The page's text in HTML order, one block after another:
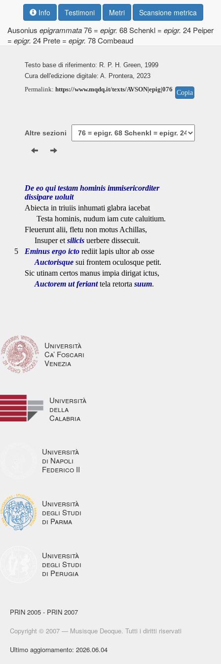
Info Testimoni Metri Scansione metrica
Ausonius epigrammata76 = epigr. 68 Schenkl = epigr. 24 Peiper
= epigr. 24 Prete = epigr. 78 Combeaud
Testo base di riferimento: R. P. H. Green, 1999
Cura dell'edizione digitale: A. Prontera, 2023
Permalink: https://www.mqdq.it/texts/AVSON|epig|076 Copia
Altre sezioni
De eo qui testam hominis immisericorditer
dissipare uoluit
Abiecta in triuiis inhumati glabra iacebat
Testa hominis, nudum iam cute caluitium.
Fleuerunt alii, fletu non motus Achillas,
Insuper et silicis uerbere dissecuit.
5
Eminus ergo icto rediit lapis ultor ab osse
Auctorisque sui frontem oculosque petit.
Sic utinam certos manus impia dirigat ictus,
Auctorem ut ferianttela retorta suum.
Università
Ca’ Foscari
Venezia
Università
della
Calabria
Università
di Napoli
Federico II
Università
degli Studi
di Parma
Università
degli Studi
di Perugia
PRIN 2005 - PRIN 2007
Copyright © 2007 — Musisque Deoque. Tutti i diritti riservati
Ultimo aggiornamento: 2026.06.04